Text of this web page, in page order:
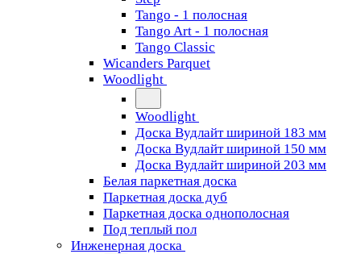
Tango - 1 полосная
Tango Art - 1 полосная
Tango Classiс
Wicanders Parquet
Woodlight
Woodlight
Доска Вудлайт шириной 183 мм
Доска Вудлайт шириной 150 мм
Доска Вудлайт шириной 203 мм
Белая паркетная доска
Паркетная доска дуб
Паркетная доска однополосная
Под теплый пол
Инженерная доска